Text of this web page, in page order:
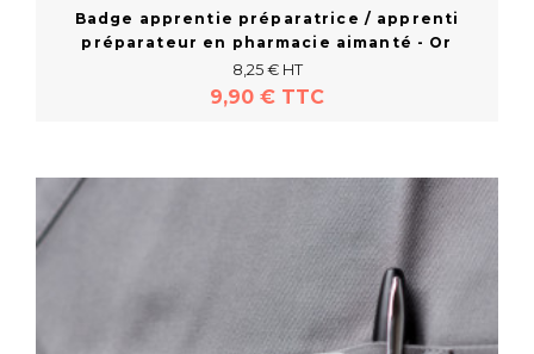
Badge apprentie préparatrice / apprenti
préparateur en pharmacie aimanté - Or
8,25 € HT
9,90 € TTC